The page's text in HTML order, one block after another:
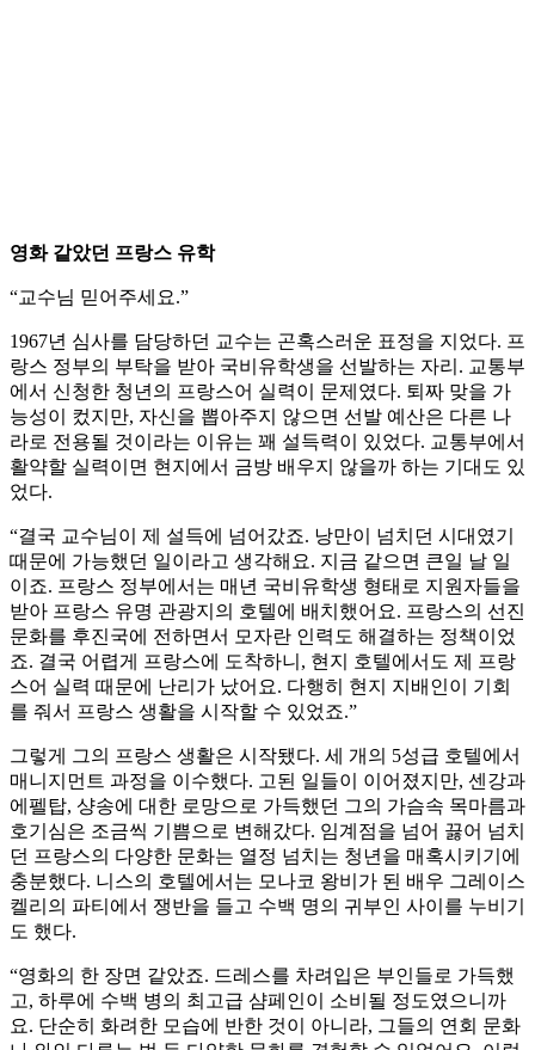
영화 같았던 프랑스 유학
“교수님 믿어주세요.”
1967년 심사를 담당하던 교수는 곤혹스러운 표정을 지었다. 프
랑스 정부의 부탁을 받아 국비유학생을 선발하는 자리. 교통부
에서 신청한 청년의 프랑스어 실력이 문제였다. 퇴짜 맞을 가
능성이 컸지만, 자신을 뽑아주지 않으면 선발 예산은 다른 나
라로 전용될 것이라는 이유는 꽤 설득력이 있었다. 교통부에서
활약할 실력이면 현지에서 금방 배우지 않을까 하는 기대도 있
었다.
“결국 교수님이 제 설득에 넘어갔죠. 낭만이 넘치던 시대였기
때문에 가능했던 일이라고 생각해요. 지금 같으면 큰일 날 일
이죠. 프랑스 정부에서는 매년 국비유학생 형태로 지원자들을
받아 프랑스 유명 관광지의 호텔에 배치했어요. 프랑스의 선진
문화를 후진국에 전하면서 모자란 인력도 해결하는 정책이었
죠. 결국 어렵게 프랑스에 도착하니, 현지 호텔에서도 제 프랑
스어 실력 때문에 난리가 났어요. 다행히 현지 지배인이 기회
를 줘서 프랑스 생활을 시작할 수 있었죠.”
그렇게 그의 프랑스 생활은 시작됐다. 세 개의 5성급 호텔에서
매니지먼트 과정을 이수했다. 고된 일들이 이어졌지만, 센강과
에펠탑, 샹송에 대한 로망으로 가득했던 그의 가슴속 목마름과
호기심은 조금씩 기쁨으로 변해갔다. 임계점을 넘어 끓어 넘치
던 프랑스의 다양한 문화는 열정 넘치는 청년을 매혹시키기에
충분했다. 니스의 호텔에서는 모나코 왕비가 된 배우 그레이스
켈리의 파티에서 쟁반을 들고 수백 명의 귀부인 사이를 누비기
도 했다.
“영화의 한 장면 같았죠. 드레스를 차려입은 부인들로 가득했
고, 하루에 수백 병의 최고급 샴페인이 소비될 정도였으니까
요. 단순히 화려한 모습에 반한 것이 아니라, 그들의 연회 문화